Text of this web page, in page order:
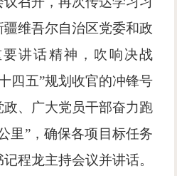
维吾尔自治区党委和政
讲话精神，吹响决战
四五”规划收官的冲锋号
、广大党员干部奋力跑
里”，确保各项目标任务
程龙主持会议并讲话。